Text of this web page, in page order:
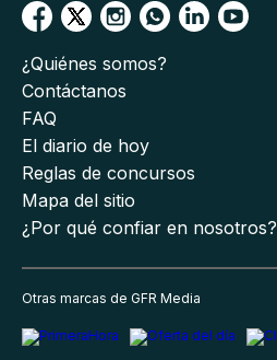
¿Quiénes somos?
Contáctanos
FAQ
El diario de hoy
Reglas de concursos
Mapa del sitio
¿Por qué confiar en nosotros?
Otras marcas de GFR Media